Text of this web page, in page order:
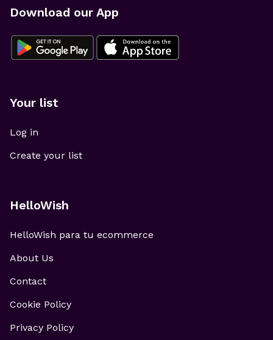
Download our App
Your list
Log in
Create your list
HelloWish
HelloWish para tu ecommerce
About Us
Contact
Cookie Policy
Privacy Policy